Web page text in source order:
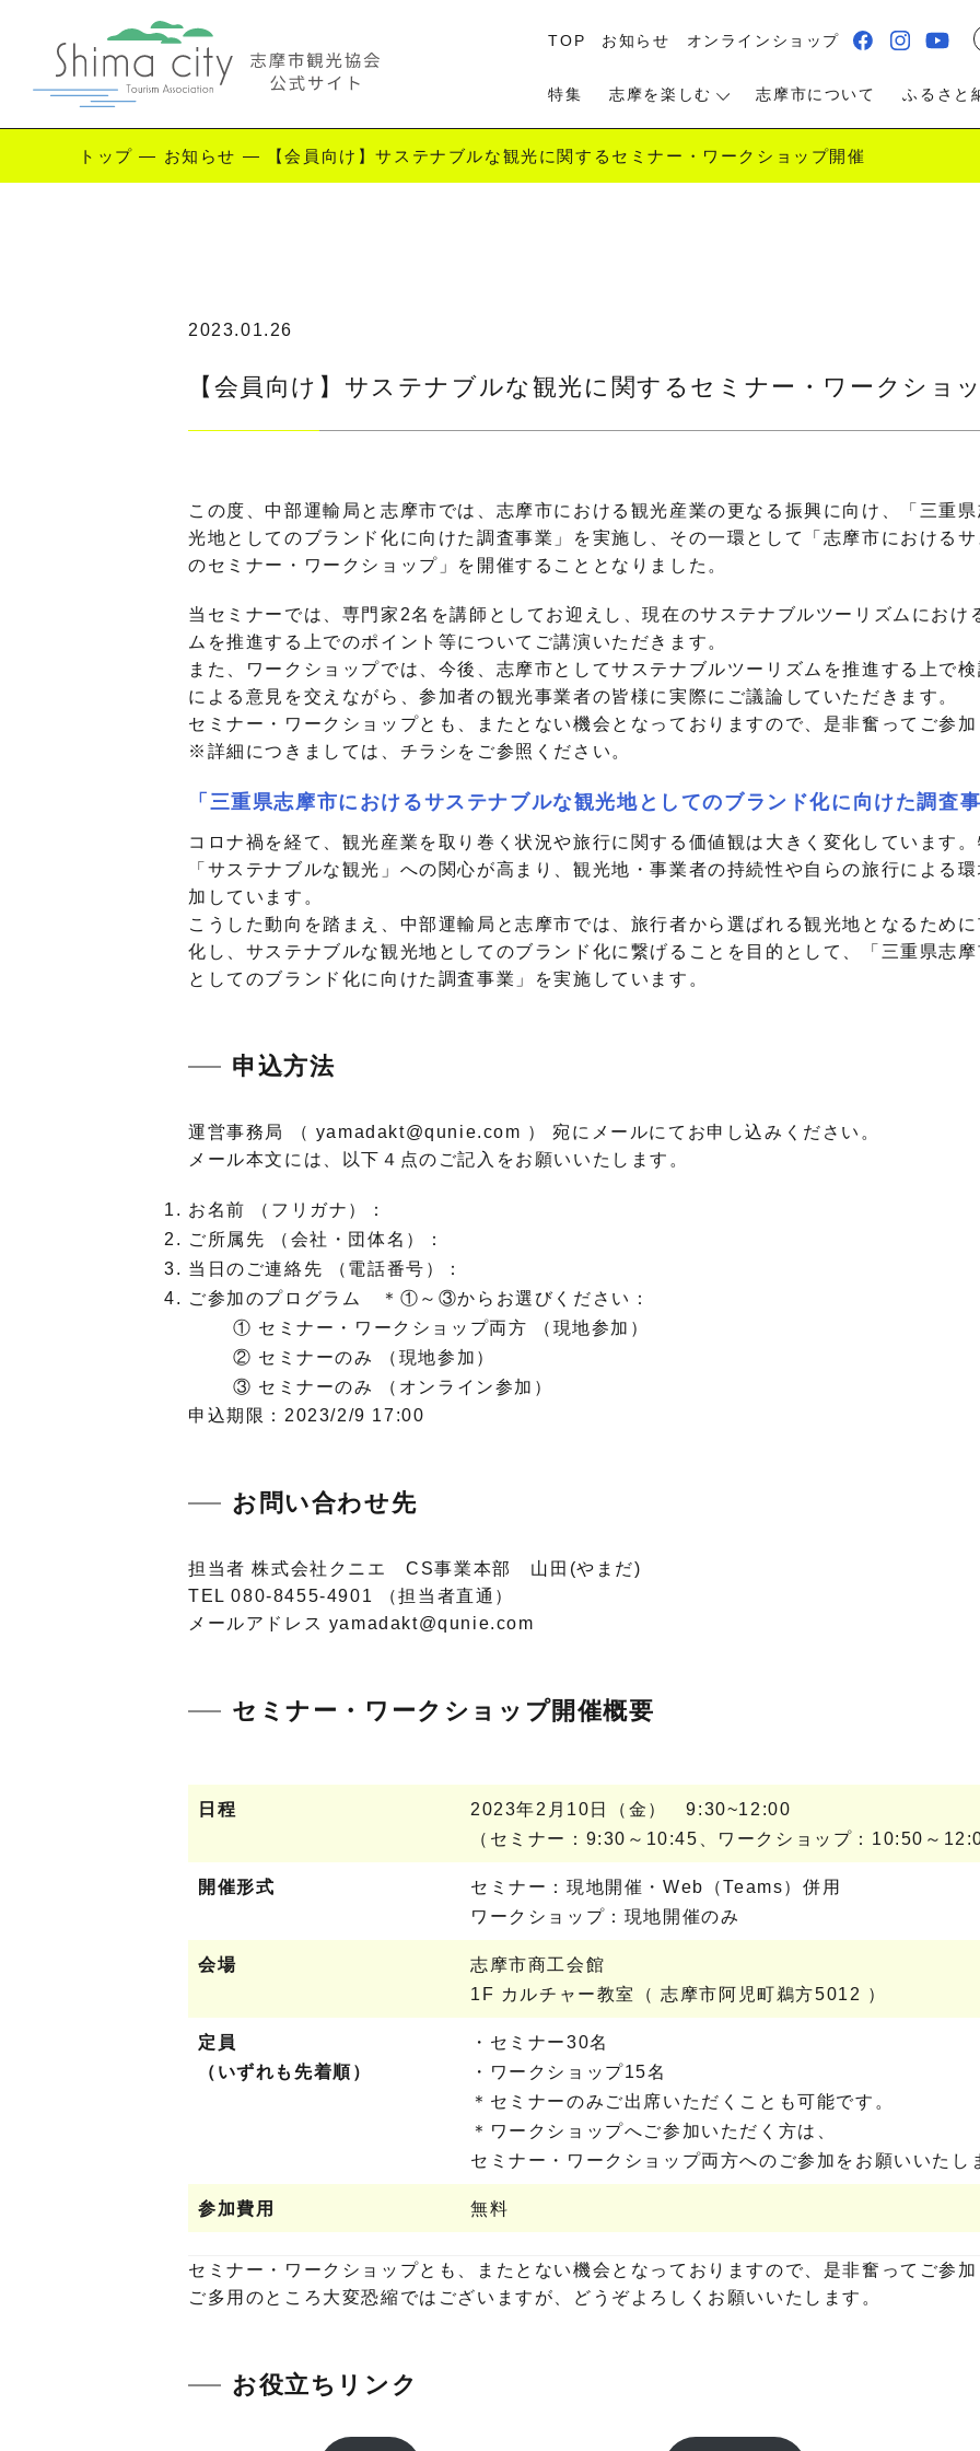
TOP お知らせ オンラインショップ
特集 志摩を楽しむ
Enjoy Shima
志摩市について ふるさと
トップ — お知らせ — 【会員向け】サステナブルな観光に関するセミナー・ワークショップ開催
2023.01.26
【会員向け】サステナブルな観光に関するセミナー・ワークショ
この度、中部運輸局と志摩市では、志摩市における観光産業の更なる振興に向け、「三重
光地としてのブランド化に向けた調査事業」を実施し、その一環として「志摩市における
のセミナー・ワークショップ」を開催することとなりました。
当セミナーでは、専門家2名を講師としてお迎えし、現在のサステナブルツーリズムにお
ムを推進する上でのポイント等についてご講演いただきます。
また、ワークショップでは、今後、志摩市としてサステナブルツーリズムを推進する上で
による意見を交えながら、参加者の観光事業者の皆様に実際にご議論していただきます。
セミナー・ワークショップとも、またとない機会となっておりますので、是非奮ってご参
※詳細につきましては、チラシをご参照ください。
「三重県志摩市におけるサステナブルな観光地としてのブランド化に向けた調査
コロナ禍を経て、観光産業を取り巻く状況や旅行に関する価値観は大きく変化しています
「サステナブルな観光」への関心が高まり、観光地・事業者の持続性や自らの旅行による
加しています。
こうした動向を踏まえ、中部運輸局と志摩市では、旅行者から選ばれる観光地となるため
化し、サステナブルな観光地としてのブランド化に繋げることを目的として、「三重県志
としてのブランド化に向けた調査事業」を実施しています。
申込方法
運営事務局 （ yamadakt@qunie.com ） 宛にメールにてお申し込みください。
メール本文には、以下４点のご記入をお願いいたします。
お名前 （フリガナ）：
ご所属先 （会社・団体名）：
当日のご連絡先 （電話番号）：
ご参加のプログラム ＊①～③からお選びください：
① セミナー・ワークショップ両方 （現地参加）
② セミナーのみ （現地参加）
③ セミナーのみ （オンライン参加）
申込期限：2023/2/9 17:00
お問い合わせ先
担当者 株式会社クニエ CS事業本部 山田(やまだ)
TEL 080-8455-4901 （担当者直通）
メールアドレス yamadakt@qunie.com
セミナー・ワークショップ開催概要
日程
2023年2月10日（金） 9:30~12:00
（セミナー：9:30～10:45、ワークショップ：10:50～
開催形式
セミナー：現地開催・Web（Teams）併用
ワークショップ：現地開催のみ
会場
志摩市商工会館
1F カルチャー教室（ 志摩市阿児町鵜方5012 ）
定員
（いずれも先着順）
・セミナー30名
・ワークショップ15名
＊セミナーのみご出席いただくことも可能です。
＊ワークショップへご参加いただく方は、
セミナー・ワークショップ両方へのご参加をお願いいたし
参加費用 無料
セミナー・ワークショップとも、またとない機会となっておりますので、是非奮ってご参
ご多用のところ大変恐縮ではございますが、どうぞよろしくお願いいたします。
お役立ちリンク